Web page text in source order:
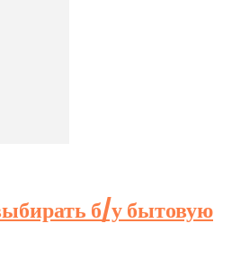
б/у бытовую